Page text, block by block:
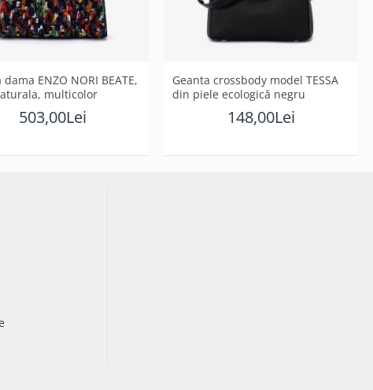
dama ENZO NORI BEATE,
multicolor
503,00Lei
Geanta crossbody model TESSA
din piele ecologică negru
148,00Lei